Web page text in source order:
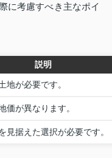
に考慮すべき主なポイ
説明
地が必要です。
価が異なります。
見据えた選択が必要です。